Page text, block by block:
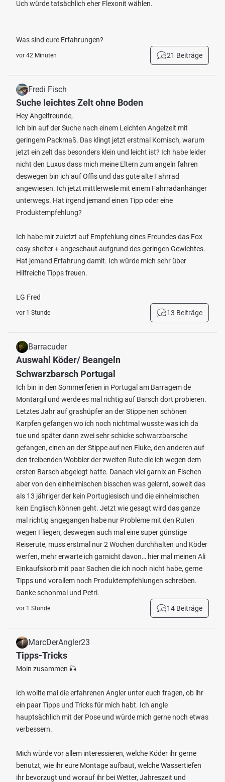
Uch würde tatsächlich eher Flexonit wählen.
Was sind eure Erfahrungen?
vor 42 Minuten 21 Beiträge
Fredi Fisch
Suche leichtes Zelt ohne Boden
Hey Angelfreunde,
Ich bin auf der Suche nach einem Leichten Angelzelt mit
geringem Packmaß. Das klingt jetzt erstmal Komisch, warum
jetzt ein zelt das besonders klein und leicht ist? Ich habe leider
nicht den Luxus dass mich meine Eltern zum angeln fahren
deswegen bin ich auf Offis und das gute alte Fahrrad
angewiesen. Ich jetzt mittlerweile mit einem Fahrradanhänger
unterwegs. Hat irgend jemand einen Tipp oder eine
Produktempfehlung?
Ich habe mir zuletzt auf Empfehlung eines Freundes das Fox
easy shelter + angeschaut aufgrund des geringen Gewichtes.
Hat jemand Erfahrung damit. Ich würde mich sehr über
Hilfreiche Tipps freuen.
LG Fred
vor 1 Stunde 13 Beiträge
Barracuder
Auswahl Köder/ Beangeln
Schwarzbarsch Portugal
Ich bin in den Sommerferien in Portugal am Barragem de
Montargil und werde es mal richtig auf Barsch dort probieren.
Letztes Jahr auf grashüpfer an der Stippe nen schönen
Karpfen gefangen wo ich noch nichtmal wusste was ich da
tue und später dann zwei sehr schicke schwarzbarsche
gefangen, einen an der Stippe auf nen Fluke, den anderen auf
den treibenden Wobbler der zweiten Rute die ich wegen dem
ersten Barsch abgelegt hatte. Danach viel garnix an Fischen
aber von den einheimischen bisschen was gelernt, soweit das
als 13 jähriger der kein Portugiesisch und die einheimischen
kein Englisch können geht. Jetzt wie gesagt wird das ganze
mal richtig angegangen habe nur Probleme mit den Ruten
wegen Fliegen, deswegen auch mal eine super günstige
Reiserute, muss erstmal nur 2 Wochen durchhalten und Köder
werfen, mehr erwarte ich garnicht davon… hier mal meinen Ali
Einkaufskorb mit paar Sachen die ich noch nicht habe, gerne
Tipps und vorallem noch Produktempfehlungen schreiben.
Danke schonmal und Petri.
vor 1 Stunde 14 Beiträge
MarcDerAngler23
Tipps-Tricks
Moin zusammen 🎣
ich wollte mal die erfahrenen Angler unter euch fragen, ob ihr
ein paar Tipps und Tricks für mich habt. Ich angle
hauptsächlich mit der Pose und würde mich gerne noch etwas
verbessern.
Mich würde vor allem interessieren, welche Köder ihr gerne
benutzt, wie ihr eure Montage aufbaut, welche Wassertiefen
ihr bevorzugt und worauf ihr bei Wetter, Jahreszeit und